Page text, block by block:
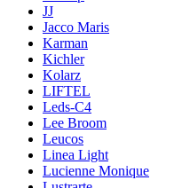
JJ
Jacco Maris
Karman
Kichler
Kolarz
LIFTEL
Leds-C4
Lee Broom
Leucos
Linea Light
Lucienne Monique